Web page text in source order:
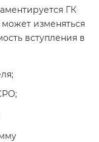
ГК
изменяться
вступления в